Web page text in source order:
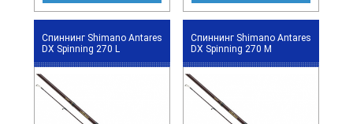
Спиннинг Shimano Antares
DX Spinning 270 L
Спиннинг Shimano Antares
DX Spinning 270 M